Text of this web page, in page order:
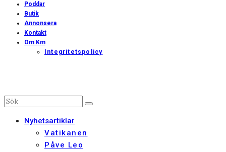
Poddar
Butik
Annonsera
Kontakt
Om Km
Integritetspolicy
Nyhetsartiklar
Vatikanen
Påve Leo